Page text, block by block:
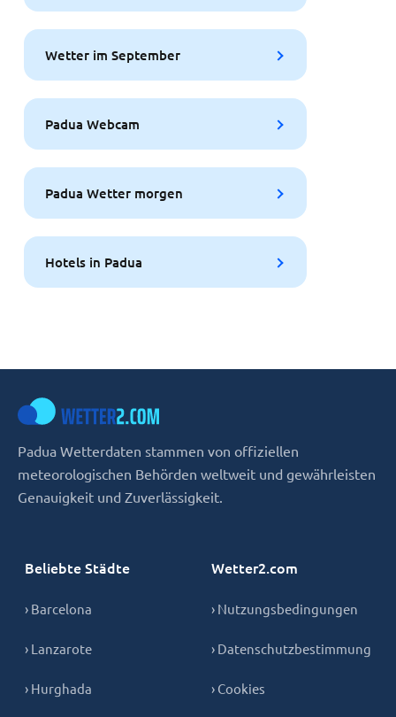
Wetter im September
Padua Webcam
Padua Wetter morgen
Hotels in Padua
Padua Wetterdaten stammen von offiziellen
meteorologischen Behörden weltweit und gewährleisten
Genauigkeit und Zuverlässigkeit.
Beliebte Städte
› Barcelona
› Lanzarote
› Hurghada
Wetter2.com
› Nutzungsbedingungen
› Datenschutzbestimmung
› Cookies